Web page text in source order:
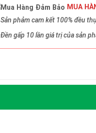
MUA
Sản phảm cam kết 100% đều
Đền gấp 10 lần giá trị của sản